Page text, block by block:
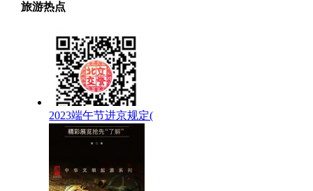
旅游热点
2023端午节进京规定(